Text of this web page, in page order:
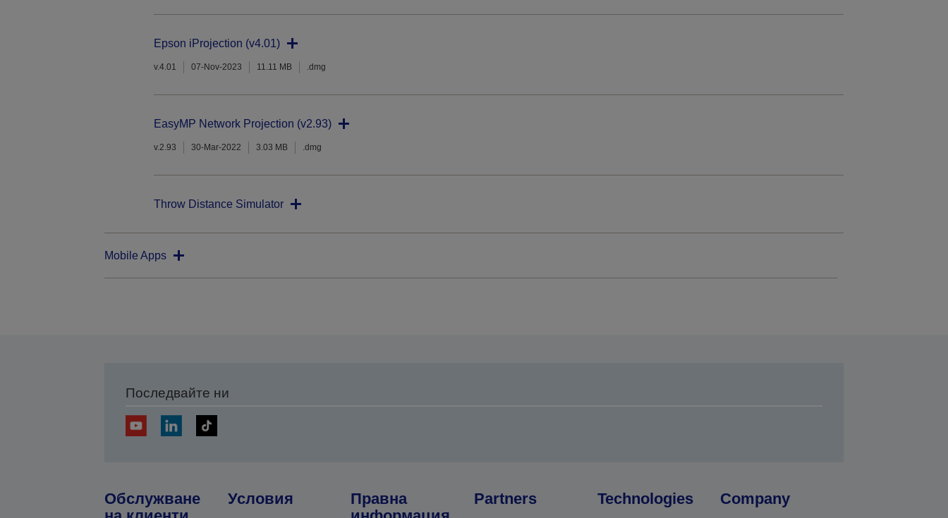
Epson iProjection (v4.01)
v.4.01 07-Nov-2023 11.11 MB .dmg
EasyMP Network Projection (v2.93)
v.2.93 30-Mar-2022 3.03 MB .dmg
Throw Distance Simulator
Mobile Apps
Последвайте ни
Обслужване
Условия
Правна
Partners Technologies Company